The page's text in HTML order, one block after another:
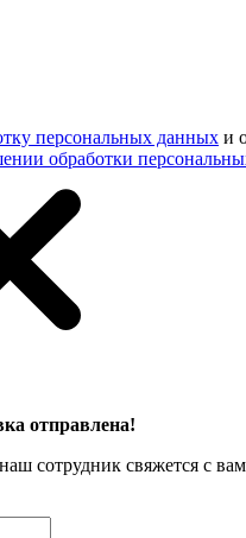
персональных данных и
обработки
отправлена!
сотрудник свяжется с